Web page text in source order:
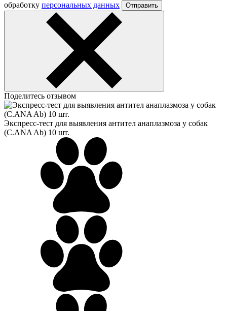
обработку персональных данных Отправить
Поделитесь отзывом
Экспресс-тест для выявления антител анаплазмоза у собак
(C.ANA Ab) 10 шт.